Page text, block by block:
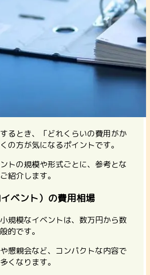
るとき、「どれくらいの費用がか
の方が気になるポイントです。
トの規模や形式ごとに、参考とな
紹介します。
ベント）の費用相場
規模なイベントは、 数万円から数
的です。
懇親会など、コンパクトな内容で
くなります。